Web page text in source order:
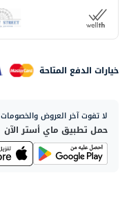
خيارات الدفع المتاحة
لا تفوت آخر العروض والخصومات
حمل تطبيق ماي أستر الآن